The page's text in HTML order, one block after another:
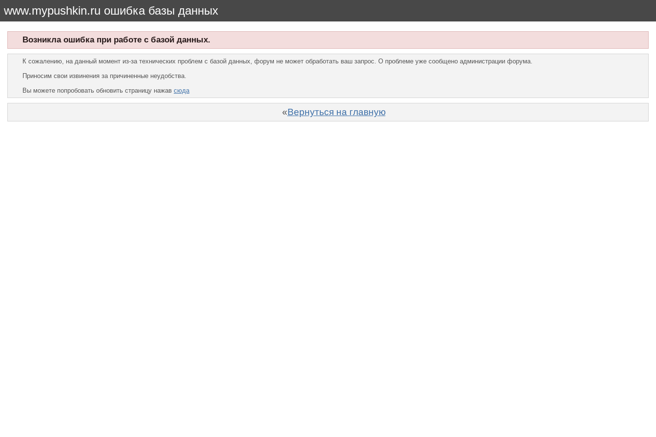
www.mypushkin.ru ошибка базы данных
Возникла ошибка при работе с базой данных.
К сожалению, на данный момент из-за технических проблем с базой данных, форум не может обработать ваш запрос. О проблеме уже сообщено администрации форума.
Приносим свои извинения за причиненные неудобства.
Вы можете попробовать обновить страницу нажав сюда
«Вернуться на главную